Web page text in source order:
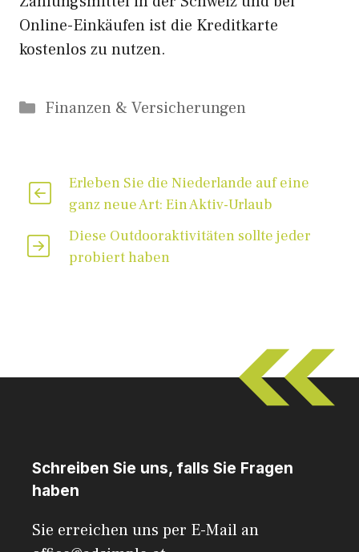
Online-Einkäufen ist die Kreditkarte
kostenlos zu nutzen.
Kategorien
Finanzen & Versicherungen
Erleben Sie die Niederlande auf eine
ganz neue Art: Ein Aktiv-Urlaub
Diese Outdooraktivitäten sollte jeder
probiert haben
Schreiben Sie uns, falls Sie Fragen
haben
Sie erreichen uns per E-Mail an